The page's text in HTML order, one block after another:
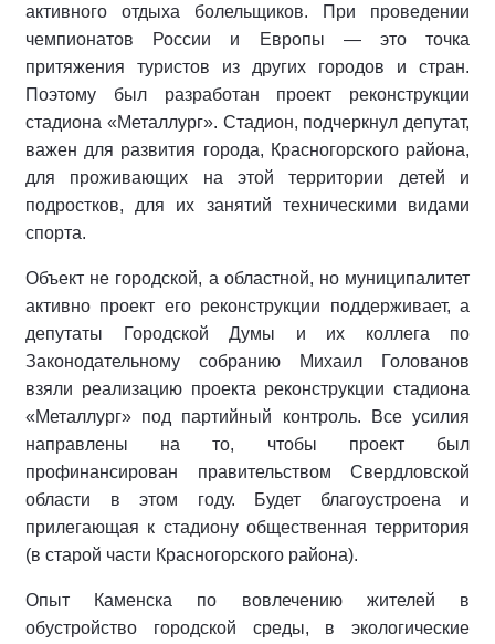
активного отдыха болельщиков. При проведении
чемпионатов России и Европы ― это точка
притяжения туристов из других городов и стран.
Поэтому был разработан проект реконструкции
стадиона «Металлург». Стадион, подчеркнул депутат,
важен для развития города, Красногорского района,
для проживающих на этой территории детей и
подростков, для их занятий техническими видами
спорта.
Объект не городской, а областной, но муниципалитет
активно проект его реконструкции поддерживает, а
депутаты Городской Думы и их коллега по
Законодательному собранию Михаил Голованов
взяли реализацию проекта реконструкции стадиона
«Металлург» под партийный контроль. Все усилия
направлены на то, чтобы проект был
профинансирован правительством Свердловской
области в этом году. Будет благоустроена и
прилегающая к стадиону общественная территория
(в старой части Красногорского района).
Опыт Каменска по вовлечению жителей в
обустройство городской среды, в экологические